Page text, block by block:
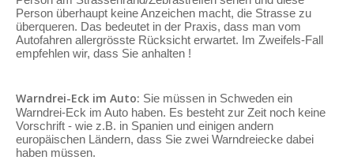
Person überhaupt keine Anzeichen macht, die Strasse zu
überqueren. Das bedeutet in der Praxis, dass man vom
Autofahren allergrösste Rücksicht erwartet. Im Zweifels-Fall
empfehlen wir, dass Sie anhalten !
Warndrei-Eck im Auto: Sie müssen in Schweden ein
Warndrei-Eck im Auto haben. Es besteht zur Zeit noch keine
Vorschrift - wie z.B. in Spanien und einigen andern
europäischen Ländern, dass Sie zwei Warndreiecke dabei
haben müssen.